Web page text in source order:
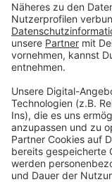
gegründet. Sie
Jogi Löw, Lothar
und viele mehr
Anzeige
Anzeige